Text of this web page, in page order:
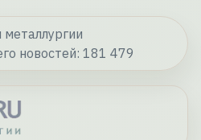
новостей: 181 479